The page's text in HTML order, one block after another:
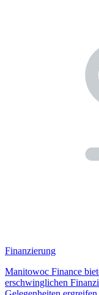
Finanzierung
Manitowoc Finance
erschwinglichen